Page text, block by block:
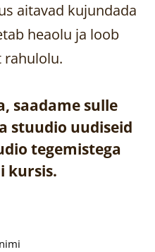
aitavad kujundada
heaolu ja loob
rahulolu.
saadame sulle
stuudio uudiseid
tegemistega
kursis.